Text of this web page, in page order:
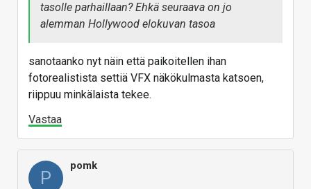
tasolle parhaillaan? Ehkä seuraava on jo
alemman Hollywood elokuvan tasoa
sanotaanko nyt näin että paikoitellen ihan
fotorealistista settiä VFX näkökulmasta katsoen,
riippuu minkälaista tekee.
Vastaa
P
pomk